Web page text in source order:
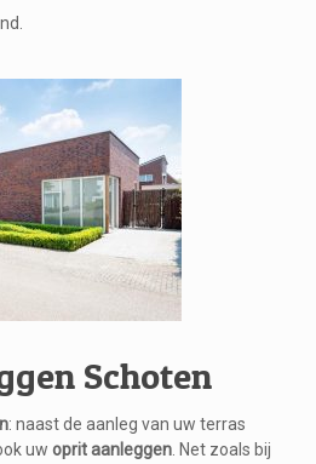
Schoten
: naast de aanleg van uw terras
uw oprit aanleggen. Net zoals bij